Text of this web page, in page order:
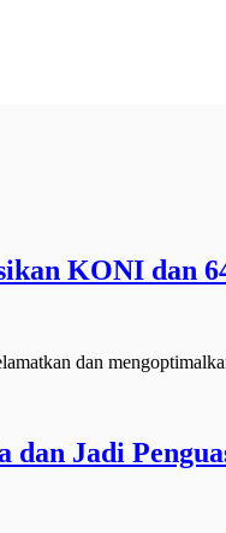
KONI dan
dan
Jadi